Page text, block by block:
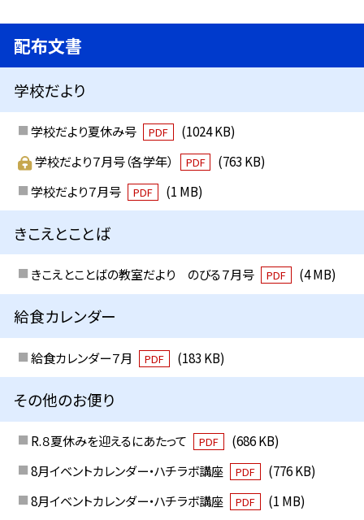
配布文書
学校だより
学校だより夏休み号 PDF
(1024 KB)
学校だより７月号（各学年）
PDF
(763 KB)
学校だより７月号
PDF (1 MB)
きこえとことば
きこえとことばの教室だより のびる７月号 PDF (4 MB)
給食カレンダー
給食カレンダー７月 PDF (183 KB)
その他のお便り
R.８夏休みを迎えるにあたって PDF
(686 KB)
8月イベントカレンダー・ハチラボ講座
PDF
(776 KB)
8月イベントカレンダー・ハチラボ講座
PDF
(1 MB)